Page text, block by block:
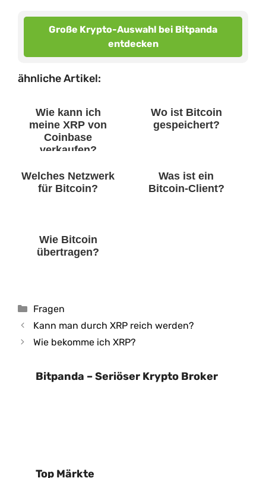
Große Krypto-Auswahl bei Bitpanda
entdecken
ähnliche Artikel:
Wie kann ich
meine XRP von
Coinbase
verkaufen?
Wo ist Bitcoin
gespeichert?
Welches Netzwerk
für Bitcoin?
Was ist ein
Bitcoin-Client?
Wie Bitcoin
übertragen?
Kategorien
Fragen
Kann man durch XRP reich werden?
Wie bekomme ich XRP?
Bitpanda – Seriöser Krypto Broker
Top Märkte